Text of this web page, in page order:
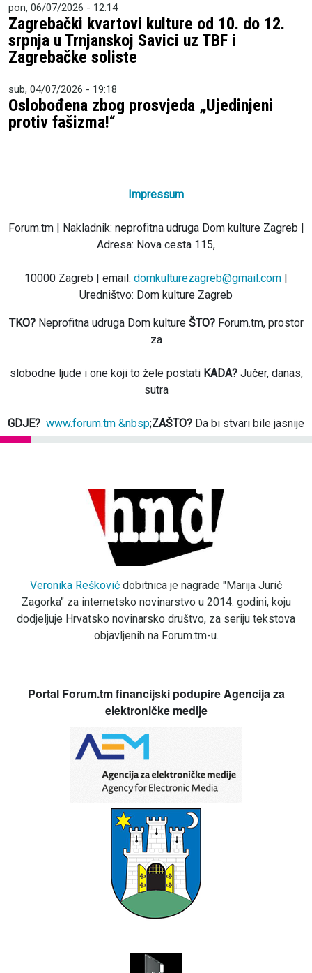
pon, 06/07/2026 - 12:14
Zagrebački kvartovi kulture od 10. do 12.
srpnja u Trnjanskoj Savici uz TBF i
Zagrebačke soliste
sub, 04/07/2026 - 19:18
Oslobođena zbog prosvjeda „Ujedinjeni
protiv fašizma!“
Impressum
Forum.tm | Nakladnik: neprofitna udruga Dom kulture Zagreb |
Adresa: Nova cesta 115,
10000 Zagreb | email: domkulturezagreb@gmail.com |
Uredništvo: Dom kulture Zagreb
TKO?Neprofitna udruga Dom kulture ŠTO?Forum.tm, prostor
za
slobodne ljude i one koji to žele postati KADA?Jučer, danas,
sutra
GDJE? www.forum.tm &nbsp;ZAŠTO? Da bi stvari bile jasnije
Veronika Rešković dobitnica je nagrade "Marija Jurić
Zagorka" za internetsko novinarstvo u 2014. godini, koju
dodjeljuje Hrvatsko novinarsko društvo, za seriju tekstova
objavljenih na Forum.tm-u.
Portal Forum.tm financijski podupire Agencija za
elektroničke medije